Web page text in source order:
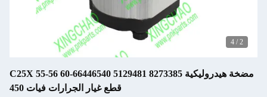
2
/
4
مضخة هيدروليكية 8273385 5129481 C25X 55-56 60-66446540
قطع غيار الجرارات فيات 450